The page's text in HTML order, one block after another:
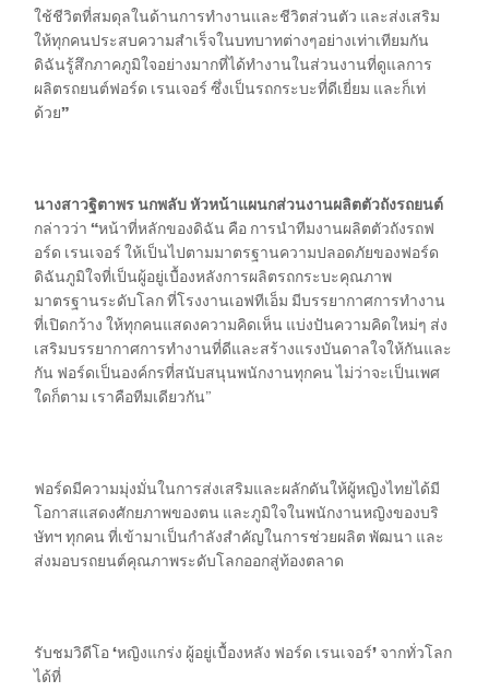
คู่มือเจ้าของรถฟอร์ด
เคล็ดลับสำหรับผู้ใช้
การใช้น้ำมันไบโอดีเซล B20
สัญลักษณ์หน้าปัด
คำถามที่พบบ่อย
ตรวจสอบ
การเรียกรถยนต์เพื่อรับบริการ ปรับปรุง
คุณภาพผลิตภัณฑ์
ลูกค้าสัมพันธ์
ใช้ชีวิตที่สมดุลในด้านการทำงานและชีวิตส่วนตัว และส่งเสริม
ให้ทุกคนประสบความสำเร็จในบทบาทต่างๆอย่างเท่าเทียมกัน
ดิฉันรู้สึกภาคภูมิใจอย่างมากที่ได้ทำงานในส่วนงานที่ดูแลการ
ผลิตรถยนต์ฟอร์ด เรนเจอร์ ซึ่งเป็นรถกระบะที่ดีเยี่ยม และก็เท่
ด้วย”
นางสาวฐิตาพร นกพลับ หัวหน้าแผนกส่วนงานผลิตตัวถังรถยนต์
กล่าวว่า “หน้าที่หลักของดิฉัน คือ การนำทีมงานผลิตตัวถังรถฟ
อร์ด เรนเจอร์ ให้เป็นไปตามมาตรฐานความปลอดภัยของฟอร์ด
ดิฉันภูมิใจที่เป็นผู้อยู่เบื้องหลังการผลิตรถกระบะคุณภาพ
มาตรฐานระดับโลก ที่โรงงานเอฟทีเอ็ม มีบรรยากาศการทำงาน
ที่เปิดกว้าง ให้ทุกคนแสดงความคิดเห็น แบ่งปันความคิดใหม่ๆ ส่ง
เสริมบรรยากาศการทำงานที่ดีและสร้างแรงบันดาลใจให้กันและ
กัน ฟอร์ดเป็นองค์กรที่สนับสนุนพนักงานทุกคน ไม่ว่าจะเป็นเพศ
ใดก็ตาม เราคือทีมเดียวกัน”
ฟอร์ดมีความมุ่งมั่นในการส่งเสริมและผลักดันให้ผู้หญิงไทยได้มี
โอกาสแสดงศักยภาพของตน และภูมิใจในพนักงานหญิงของบริ
ษัทฯ ทุกคน ที่เข้ามาเป็นกำลังสำคัญในการช่วยผลิต พัฒนา และ
ส่งมอบรถยนต์คุณภาพระดับโลกออกสู่ท้องตลาด
รับชมวิดีโอ‘หญิงแกร่ง ผู้อยู่เบื้องหลัง ฟอร์ด เรนเจอร์’ จากทั่วโลก
ได้ที่